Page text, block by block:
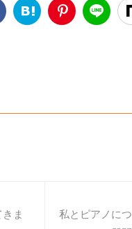
ま
私とピアノに